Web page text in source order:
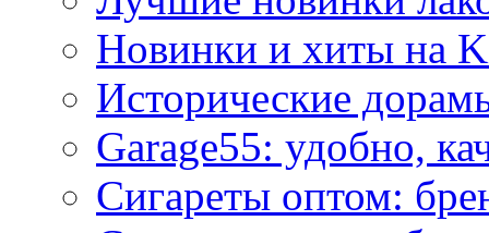
Новинки и хиты на
Исторические
Garage55: удобно,
Сигареты оптом: